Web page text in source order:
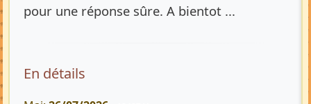
pour une réponse sûre. A bientot ...
En détails